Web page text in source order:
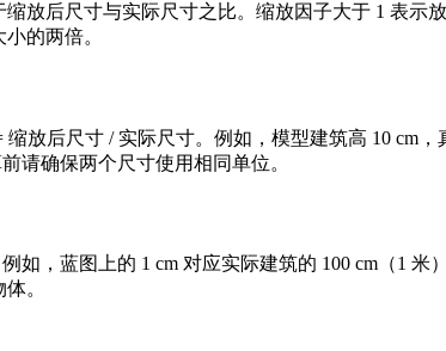
放后尺寸与实际尺寸之比。缩放因子大于 1 表示
的两倍。
放后尺寸 / 实际尺寸。例如，模型建筑高 10 cm，
请确保两个尺寸使用相同单位。
如，蓝图上的 1 cm 对应实际建筑的 100 cm（1 米
。